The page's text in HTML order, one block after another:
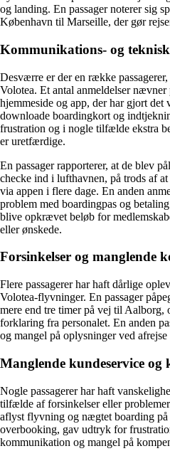
og landing. En passager noterer sig
København til Marseille, der gør
Kommunikations- og
Desværre er der en række
Volotea. Et antal anmeldelser
hjemmeside og app, der har gjort det
downloade boardingkort og
frustration og i nogle tilfælde ekstra
er uretfærdige.
En passager rapporterer, at de blev
checke ind i lufthavnen, på trods af
via appen i flere dage. En anden
problem med boardingpas og
blive opkrævet beløb for
eller ønskede.
Forsinkelser og manglende
Flere passagerer har haft dårlige
Volotea-flyvninger. En passager
mere end tre timer på vej til Aalborg,
forklaring fra personalet. En anden
og mangel på oplysninger ved
Manglende kundeservice og
Nogle passagerer har haft
tilfælde af forsinkelser eller
aflyst flyvning og nægtet boarding
overbooking, gav udtryk for
kommunikation og mangel på